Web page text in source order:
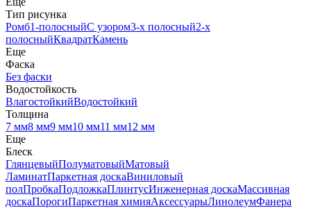
Тип рисунка
Ромб1-полосныйС узором3-х полосный2-х
полосныйКвадратКамень
Еще
Фаска
Без фаски
Водостойкость
ВлагостойкийВодостойкий
Толщина
7 мм8 мм9 мм10 мм11 мм12 мм
Еще
Блеск
ГлянцевыйПолуматовыйМатовый
ЛаминатПаркетная доскаВиниловый
полПробкаПодложкаПлинтусИнженерная доскаМассивная
доскаПорогиПаркетная химияАксессуарыЛинолеумФанера